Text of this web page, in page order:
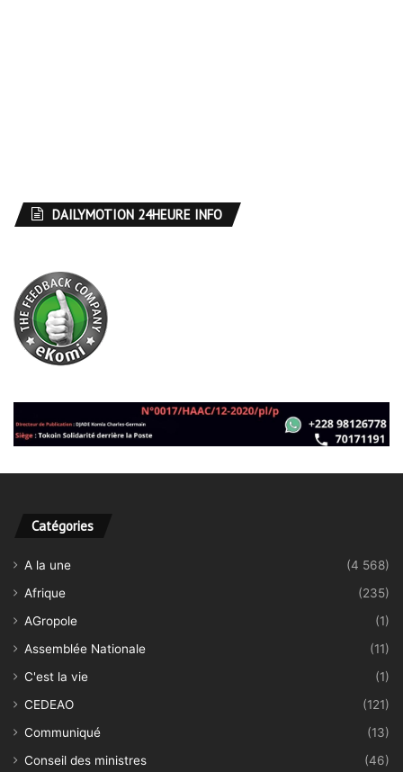
DAILYMOTION 24HEURE INFO
Catégories
A la une
(4 568)
Afrique
(235)
AGropole
(1)
Assemblée Nationale
(11)
C'est la vie
(1)
CEDEAO
(121)
Communiqué
(13)
Conseil des ministres
(46)